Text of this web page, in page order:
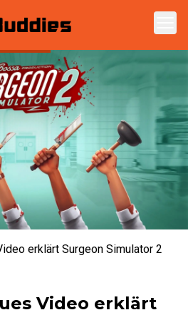
erklärt Surgeon Simulator 2
Video erklärt